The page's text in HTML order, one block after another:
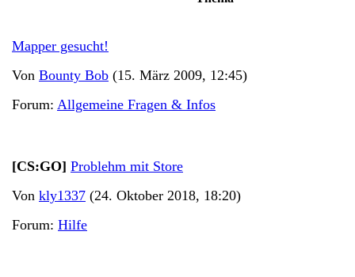
Mapper gesucht!
Von Bounty Bob (15. März 2009, 12:45)
Forum: Allgemeine Fragen & Infos
[CS:GO] Problehm mit Store
Von kly1337 (24. Oktober 2018, 18:20)
Forum: Hilfe